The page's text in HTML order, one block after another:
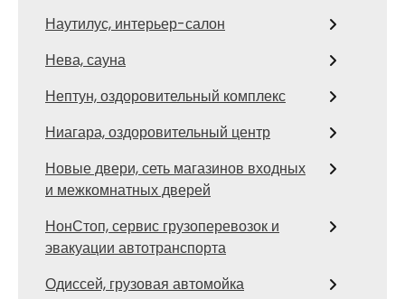
Наутилус, интерьер-салон
Нева, сауна
Нептун, оздоровительный комплекс
Ниагара, оздоровительный центр
Новые двери, сеть магазинов входных
и межкомнатных дверей
НонСтоп, сервис грузоперевозок и
эвакуации автотранспорта
Одиссей, грузовая автомойка